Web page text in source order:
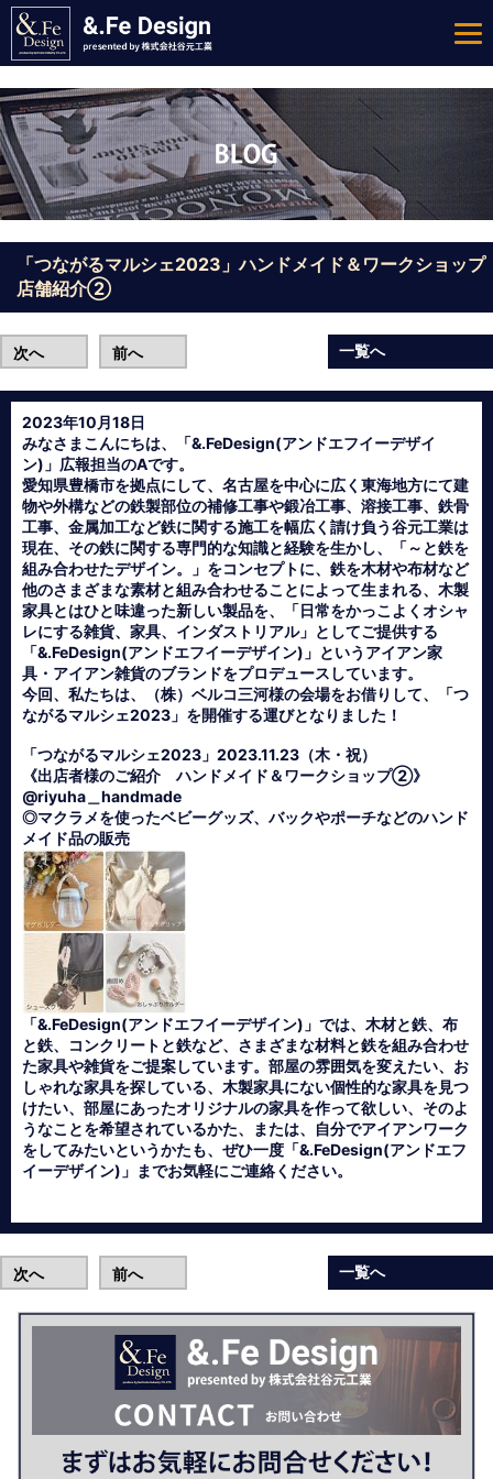
「つながるマルシェ2023」ハンドメイド＆ワークショップ
店舗紹介②
次へ 前へ 一覧へ
2023年10月18日
みなさまこんにちは、「&.FeDesign(アンドエフイーデザイ
ン)」広報担当のAです。
愛知県豊橋市を拠点にして、名古屋を中心に広く東海地方にて建
物や外構などの鉄製部位の補修工事や鍛冶工事、溶接工事、鉄骨
工事、金属加工など鉄に関する施工を幅広く請け負う谷元工業は
現在、その鉄に関する専門的な知識と経験を生かし、「～と鉄を
組み合わせたデザイン。」をコンセプトに、鉄を木材や布材など
他のさまざまな素材と組み合わせることによって生まれる、木製
家具とはひと味違った新しい製品を、「日常をかっこよくオシャ
レにする雑貨、家具、インダストリアル」としてご提供する
「&.FeDesign(アンドエフイーデザイン)」というアイアン家
具・アイアン雑貨のブランドをプロデュースしています。
今回、私たちは、（株）ベルコ三河様の会場をお借りして、「つ
ながるマルシェ2023」を開催する運びとなりました！
「つながるマルシェ2023」2023.11.23（木・祝）
《出店者様のご紹介 ハンドメイド＆ワークショップ②》
@riyuha＿handmade
◎マクラメを使ったベビーグッズ、バックやポーチなどのハンド
メイド品の販売
「&.FeDesign(アンドエフイーデザイン)」では、木材と鉄、布
と鉄、コンクリートと鉄など、さまざまな材料と鉄を組み合わせ
た家具や雑貨をご提案しています。部屋の雰囲気を変えたい、お
しゃれな家具を探している、木製家具にない個性的な家具を見つ
けたい、部屋にあったオリジナルの家具を作って欲しい、そのよ
うなことを希望されているかた、または、自分でアイアンワーク
をしてみたいというかたも、ぜひ一度「&.FeDesign(アンドエフ
イーデザイン)」までお気軽にご連絡ください。
次へ 前へ 一覧へ